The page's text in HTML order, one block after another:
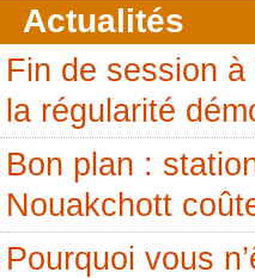
Actualités
Fin de session à
la régularité
Bon plan :
Nouakchott
Pourquoi vous